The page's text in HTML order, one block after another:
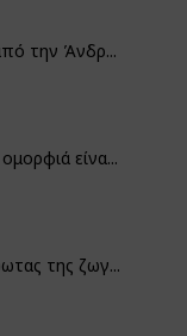
την Άνδρ...
είνα...
της ζωγ...